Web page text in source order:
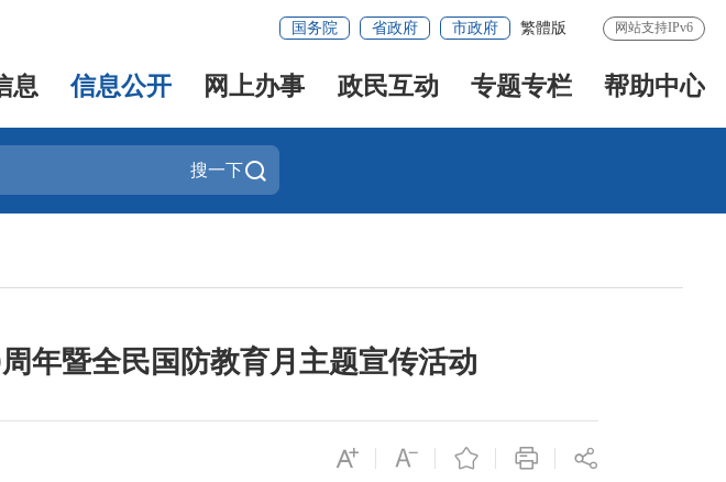
国务院 省政府 市政府 繁體版 网站支持IPv6
息 信息公开 网上办事 政民互动 专题专栏 帮助中心
搜一下
年暨全民国防教育月主题宣传活动